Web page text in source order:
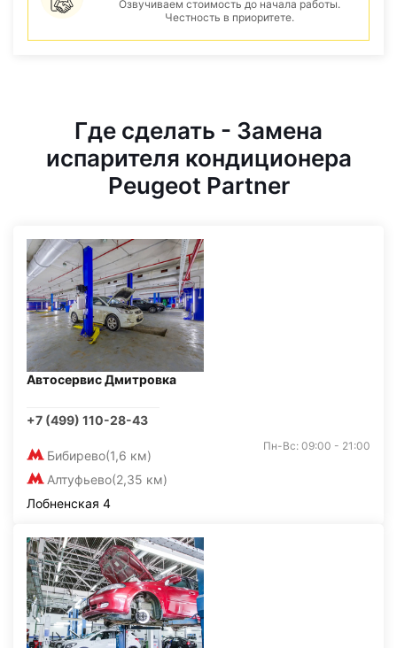
Озвучиваем стоимость до начала работы.
Честность в приоритете.
Где сделать - Замена
испарителя кондиционера
Peugeot Partner
Автосервис Дмитровка
+7 (499) 110-28-43
Бибирево(1,6 км)
Алтуфьево(2,35 км)
Пн-Вс: 09:00 - 21:00
Лобненская 4